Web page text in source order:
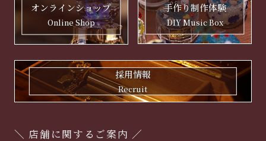
オンラインショップ
Online Shop
手作り制作体験
DIY Music Box
採用情報
Recruit
＼ 店舗に関するご案内 ／